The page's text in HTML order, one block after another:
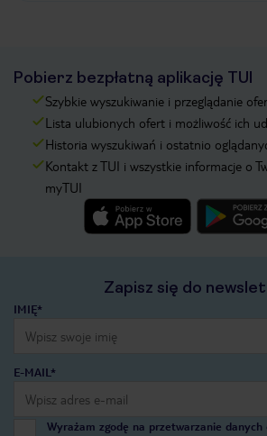
Pobierz bezpłatną aplikację TUI
Szybkie wyszukiwanie i przeglądanie
Lista ulubionych ofert i możliwość ich
Historia wyszukiwań i ostatnio
Kontakt z TUI i wszystkie informacje o
myTUI
Zapisz się do
IMIĘ*
E-MAIL*
Wyrażam zgodę na przetwarzanie danych